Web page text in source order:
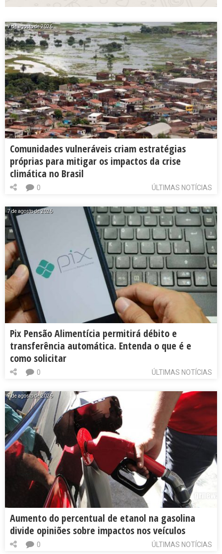
7 de agosto de 2026
Comunidades vulneráveis criam estratégias
próprias para mitigar os impactos da crise
climática no Brasil
ÚLTIMAS NOTÍCIAS
0
7 de agosto de 2026
Pix Pensão Alimentícia permitirá débito e
transferência automática. Entenda o que é e
como solicitar
ÚLTIMAS NOTÍCIAS
0
7 de agosto de 2026
Aumento do percentual de etanol na gasolina
divide opiniões sobre impactos nos veículos
ÚLTIMAS NOTÍCIAS
0